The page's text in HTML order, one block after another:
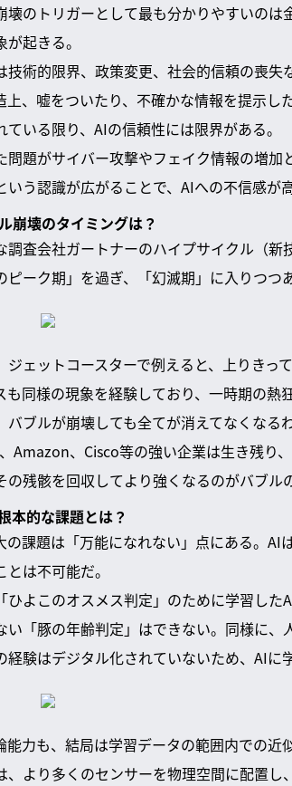
壊のトリガーとして最も分かりやすいの
起きる。
技術的限界、政策変更、社会的信頼の喪失
上、嘘をついたり、不確かな情報を提示
ている限り、AIの信頼性には限界がある。
問題がサイバー攻撃やフェイク情報の増
いう認識が広がることで、AIへの不信感が
崩壊のタイミングは？
調査会社ガートナーのハイプサイクル（
ピーク期」を過ぎ、「幻滅期」に入りつつ
ジェットコースターで例えると、上りき
も同様の現象を経験しており、一時期の熱
バブルが崩壊しても全てが消えてなくなる
Amazon、Cisco等の強い企業は生き残り
の残骸を回収してより強くなるのがバブル
本的な課題とは？
の課題は「万能になれない」点にある。AI
とは不可能だ。
ひよこのオスメス判定」のために学習し
い「豚の年齢判定」はできない。同様に
経験はデジタル化されていないため、AIに
能力も、結局は学習データの範囲内での
、より多くのセンサーを物理空間に配置